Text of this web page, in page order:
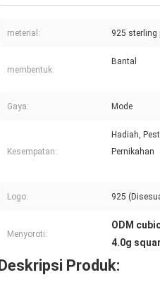
meterial: 925 sterling
membentuk:
Bantal
Gaya: Mode
Kesempatan:
Hadiah,
Pernikahan
Logo: 925
Menyoroti:
ODM
4.0g
Deskripsi Produk: